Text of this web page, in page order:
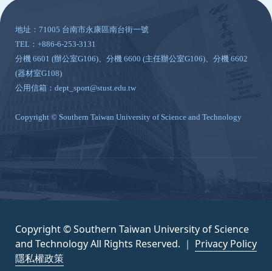
地址：71005 台南市永康區南台街一號
TEL：+886-6-253-3131
分機 6601 (辦公室G106)、分機 6600 (主任辦公室G106)、分機 6602
(器材室G108)
公用信箱：dept_sport@stust.edu.tw
Copyright © Southern Taiwan University of Science and Technology
Copyright © Southern Taiwan University of Science
and Technology All Rights Reserved. ｜ Privacy Policy
隱私權政策